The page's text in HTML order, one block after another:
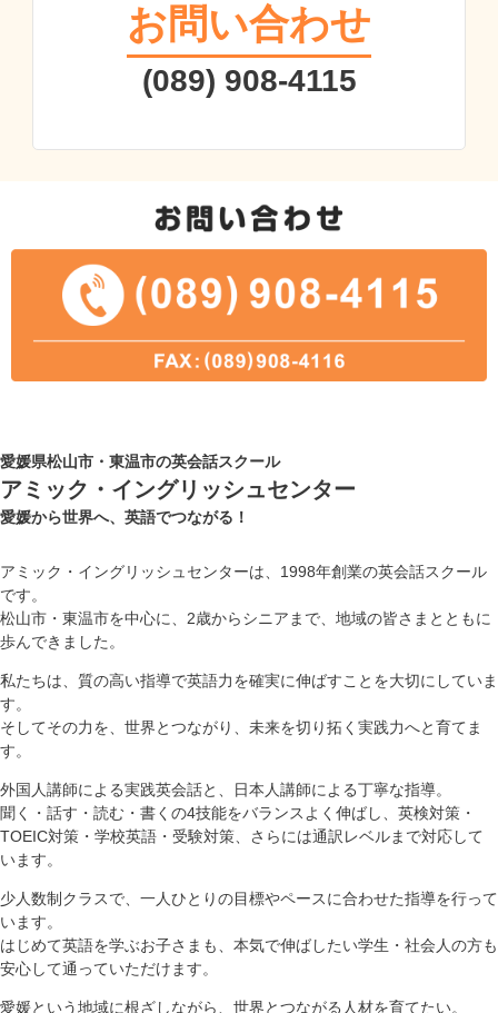
お問い合わせ
(089) 908-4115
愛媛県松山市・東温市の英会話スクール
アミック・イングリッシュセンター
愛媛から世界へ、英語でつながる！
アミック・イングリッシュセンターは、1998年創業の英会話スクール
です。
松山市・東温市を中心に、2歳からシニアまで、地域の皆さまとともに
歩んできました。
私たちは、質の高い指導で英語力を確実に伸ばすことを大切にしていま
す。
そしてその力を、世界とつながり、未来を切り拓く実践力へと育てま
す。
外国人講師による実践英会話と、日本人講師による丁寧な指導。
聞く・話す・読む・書くの4技能をバランスよく伸ばし、英検対策・
TOEIC対策・学校英語・受験対策、さらには通訳レベルまで対応して
います。
少人数制クラスで、一人ひとりの目標やペースに合わせた指導を行って
います。
はじめて英語を学ぶお子さまも、本気で伸ばしたい学生・社会人の方も
安心して通っていただけます。
愛媛という地域に根ざしながら、世界とつながる人材を育てたい。